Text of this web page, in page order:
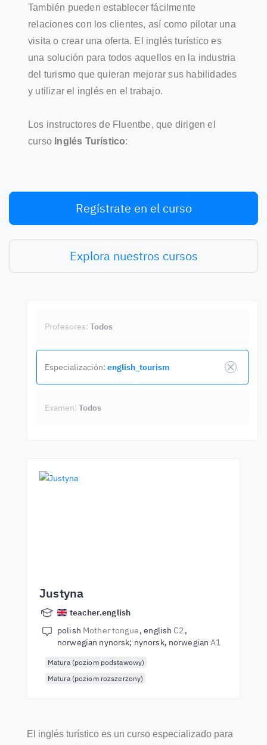
También pueden establecer fácilmente
relaciones con los clientes, así como pilotar una
visita o crear una oferta. El inglés turístico es
una solución para todos aquellos en la industria
del turismo que quieran mejorar sus habilidades
y utilizar el inglés en el trabajo.
Los instructores de Fluentbe, que dirigen el
curso Inglés Turístico:
Regístrate en el curso
Explora nuestros cursos
Profesores: Todos
Especialización: english_tourism
Examen: Todos
Justyna
teacher.english
polish Mother tongue english C2
norwegian nynorsk; nynorsk, norwegianA1
Matura (poziom podstawowy)
Matura (poziom rozszerzony)
El inglés turístico es un curso especializado para